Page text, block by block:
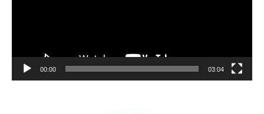
00:00 03:04